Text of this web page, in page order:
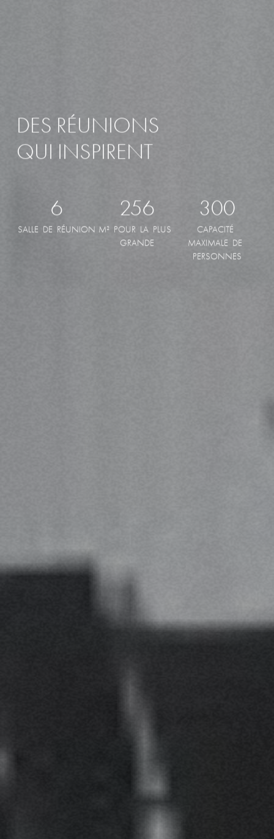
DES RÉUNIONS
QUI INSPIRENT
6
SALLE DE RÉUNION
256
M² POUR LA PLUS
GRANDE
300
CAPACITÉ
MAXIMALE DE
PERSONNES